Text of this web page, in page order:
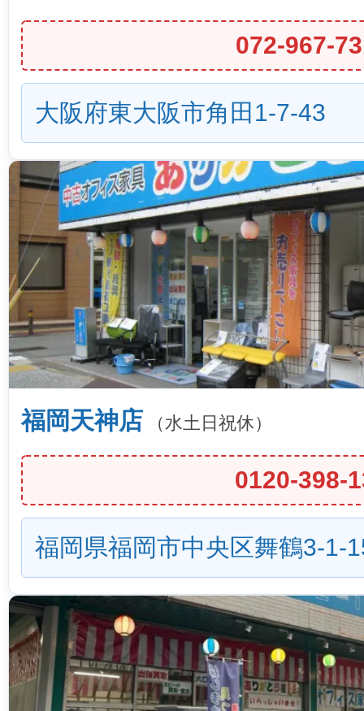
072-967-
大阪府東大阪市角田1-7-43
福岡天神店 （水土日祝休）
0120-398-
福岡県福岡市中央区舞鶴3-1-